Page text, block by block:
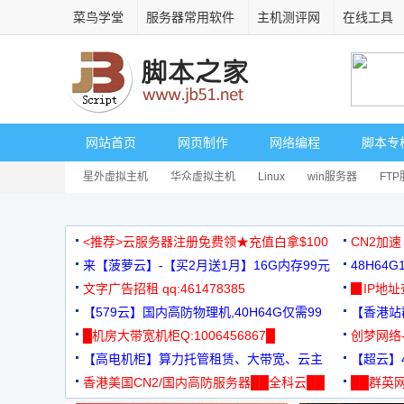
菜鸟学堂 服务器常用软件 主机测评网 在线工具
网站首页 网页制作 网络编程 脚本专
星外虚拟主机 华众虚拟主机 Linux win服务器 FTP
<推荐>云服务器注册免费领★充值白拿$100
CN2加
来【菠萝云】-【买2月送1月】16G内存99元
3000+
文字广告招租 qq:461478385
▉IP地
【579云】国内高防物理机,40H64G仅需99
元
【香港
█机房大带宽机柜Q:1006456867█
创梦网
88元/月
【高电机柜】算力托管租赁、大带宽、云主
机
【超云
香港美国CN2/国内高防服务器██全科云██
██群英